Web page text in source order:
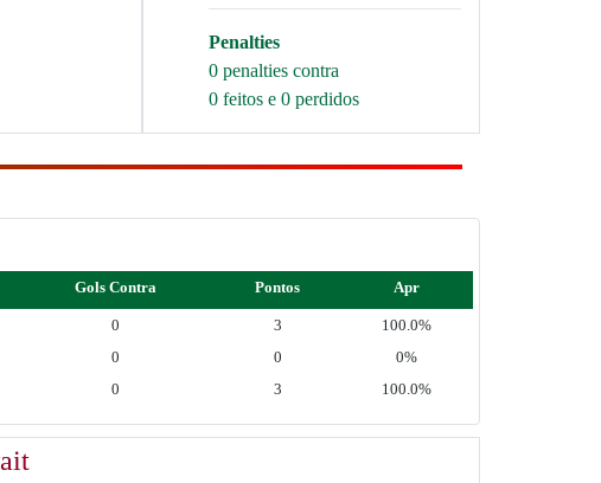
Penalties
0 penalties contra
0 feitos e 0 perdidos
Gols Contra Pontos Apr
0 3
100.0%
0 0
0%
0 3 100.0%